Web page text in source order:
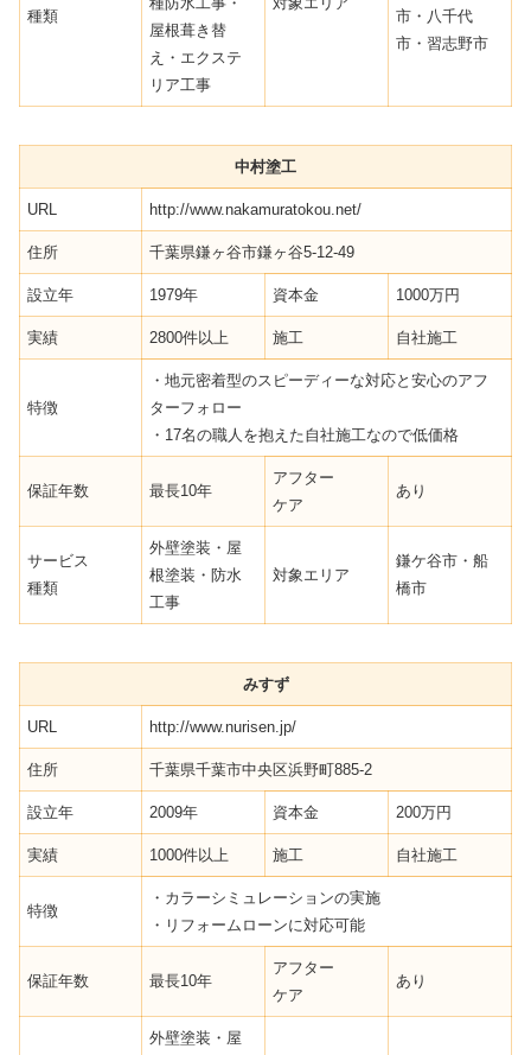
種類
屋根葺き替
え・エクステ
リア工事
市・八千代
市・習志野市
中村塗工
URL http://www.nakamuratokou.net/
住所 千葉県鎌ヶ谷市鎌ヶ谷5-12-49
設立年 1979年 資本金 1000万円
実績 2800件以上 施工 自社施工
特徴
・地元密着型のスピーディーな対応と安心のアフ
ターフォロー
・17名の職人を抱えた自社施工なので低価格
保証年数 最長10年
アフター
ケア
あり
サービス
種類
外壁塗装・屋
根塗装・防水
工事
対象エリア
鎌ケ谷市・船
橋市
みすず
URL http://www.nurisen.jp/
住所 千葉県千葉市中央区浜野町885-2
設立年 2009年 資本金 200万円
実績 1000件以上 施工 自社施工
特徴
・カラーシミュレーションの実施
・リフォームローンに対応可能
保証年数 最長10年
アフター
ケア
あり
外壁塗装・屋